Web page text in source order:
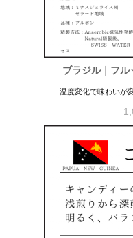
ブラジル｜フル
温度変化で味わいが